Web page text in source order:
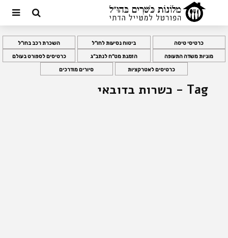
כרטיסי טיסה ביטוח נסיעות לחו”ל השכרת רכב בחו”ל
מוניות משדה התעופה הזמנת מט”ח לנתב”ג כרטיסים לספורט בעולם
כרטיסים לאטרקציות סיורים מודרכים
Tag - כשרות בדובאי